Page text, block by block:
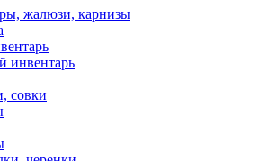
жалюзи, карнизы
инвентарь
совки